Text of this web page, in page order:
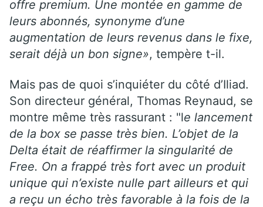
offre premium. Une montée en gamme de
leurs abonnés, synonyme d’une
augmentation de leurs revenus dans le fixe,
serait déjà un bon signe», tempère t-il.
Mais pas de quoi s’inquiéter du côté d’Iliad.
Son directeur général, Thomas Reynaud, se
montre même très rassurant : "le lancement
de la box se passe très bien. L’objet de la
Delta était de réaffirmer la singularité de
Free. On a frappé très fort avec un produit
unique qui n’existe nulle part ailleurs et qui
a reçu un écho très favorable à la fois de la